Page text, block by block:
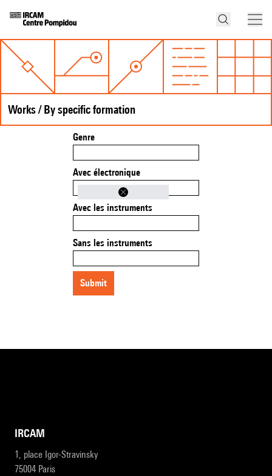
Works / By specific formation
Genre
Avec électronique
Avec les instruments
Sans les instruments
submit
IRCAM
1, place Igor-Stravinsky
75004 Paris